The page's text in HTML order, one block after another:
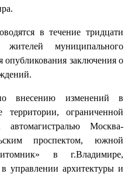
в течение тридцати
муниципального
опубликования заключения о
внесению изменений в
ограниченной
автомагистралью Москва-
проспектом, южной
в г.Владимире,
управлении архитектуры и